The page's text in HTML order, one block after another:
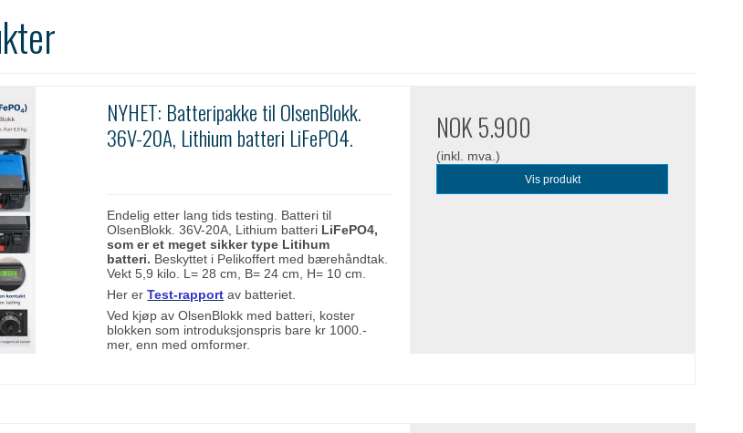
NYHET: Batteripakke til OlsenBlokk.
36V-20A, Lithium batteri LiFePO4.
Endelig etter lang tids testing. Batteri til
OlsenBlokk. 36V-20A, Lithium batteri LiFePO4,
som er et meget sikker type Litihum
batteri. Beskyttet i Pelikoffert med bærehåndtak.
Vekt 5,9 kilo. L= 28 cm, B= 24 cm, H= 10 cm.
Her er Test-rapport av batteriet.
Ved kjøp av OlsenBlokk med batteri, koster
blokken som introduksjonspris bare kr 1000.-
mer, enn med omformer.
NOK 5.900
(inkl. mva.)
Vis produkt